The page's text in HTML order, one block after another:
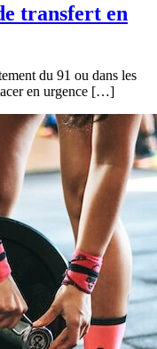
transfert en
du 91 ou dans les
en urgence […]